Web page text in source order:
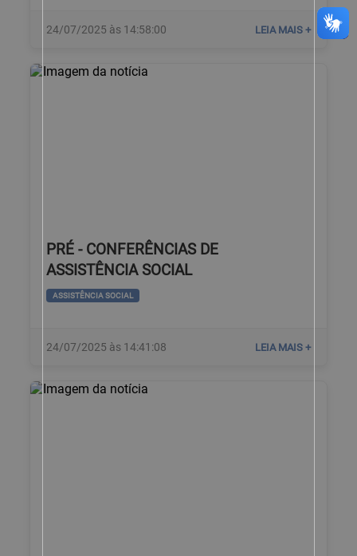
24/07/2025 às 14:58:00 LEIA MAIS +
PRÉ - CONFERÊNCIAS DE
ASSISTÊNCIA SOCIAL
ASSISTÊNCIA SOCIAL
24/07/2025 às 14:41:08 LEIA MAIS +